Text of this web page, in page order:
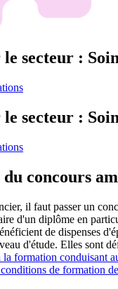
secteur :
secteur :
du concours
il faut passer un
d'un diplôme en
de dispenses
d'étude. Elles sont
formation conduisant
de formation